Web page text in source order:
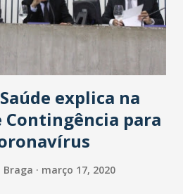
explica na
Contingência para
Braga março 17, 2020